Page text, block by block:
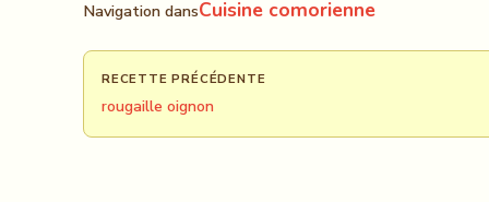
Navigation dansCuisine comorienne
RECETTE PRÉCÉDENTE
rougaille oignon